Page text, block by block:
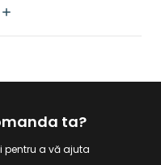
ta?
pentru a vă ajuta